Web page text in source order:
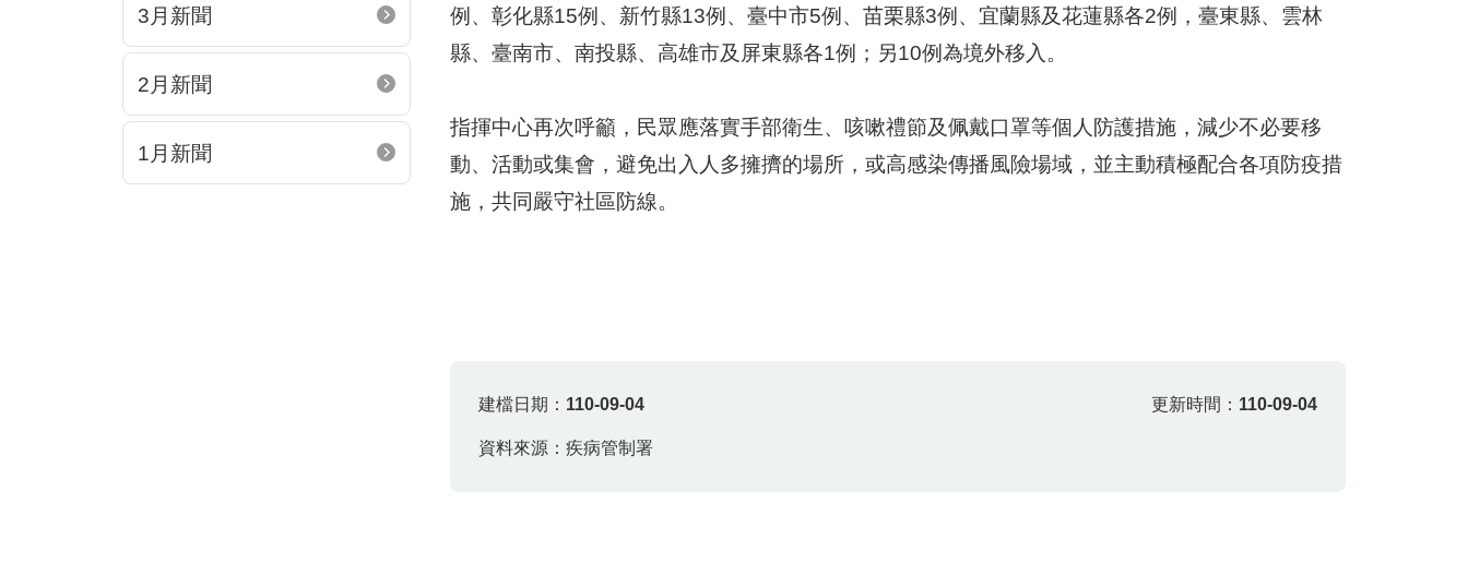
3月新聞
2月新聞
1月新聞
例、彰化縣15例、新竹縣13例、臺中市5例、苗栗縣3例、宜蘭縣及花蓮縣各2例，臺東縣、雲林
縣、臺南市、南投縣、高雄市及屏東縣各1例；另10例為境外移入。
指揮中心再次呼籲，民眾應落實手部衛生、咳嗽禮節及佩戴口罩等個人防護措施，減少不必要移
動、活動或集會，避免出入人多擁擠的場所，或高感染傳播風險場域，並主動積極配合各項防疫措
施，共同嚴守社區防線。
建檔日期： 110-09-04 更新時間： 110-09-04
資料來源：疾病管制署